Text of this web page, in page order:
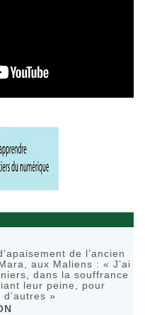
de l’ancien
aux Maliens : « J’ai
dans la souffrance
leur peine, pour
»